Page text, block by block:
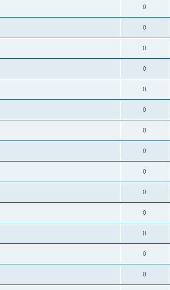
0
0
0
0
0
0
0
0
0
0
0
0
0
0